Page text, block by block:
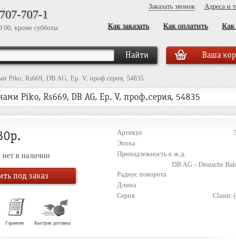
707-1
кроме субботы
Адреса и
Заказать звонок
Как
Как оплатить
Как заказать
Ваша
Piko, Rs669, DB AG, Ep. V, проф.серия, 54835
Piko, Rs669, DB AG, Ep. V, проф.серия, 54835
Артикул
Эпоха
Принадлежность к ж.д.
DB AG - Deutsche
Радиус поворота
Длина
Серия
Classic
нет в наличии
под заказ
Гарантия Быстрая доставка